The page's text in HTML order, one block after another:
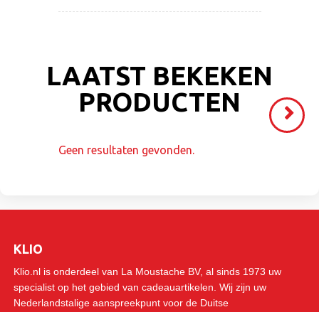
LAATST BEKEKEN
PRODUCTEN
Geen resultaten gevonden.
Volgende
KLIO
Klio.nl is onderdeel van La Moustache BV, al sinds 1973 uw
specialist op het gebied van cadeauartikelen. Wij zijn uw
Nederlandstalige aanspreekpunt voor de Duitse